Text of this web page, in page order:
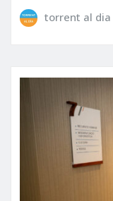
torrent al dia